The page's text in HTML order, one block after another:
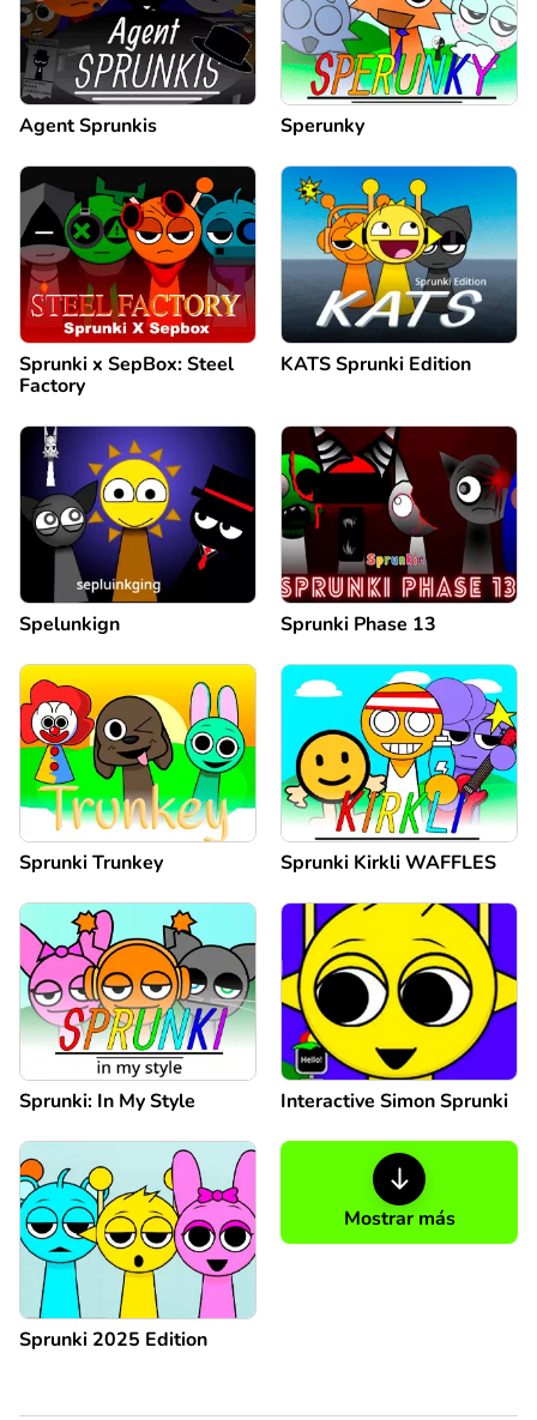
Agent Sprunkis Sperunky
Sprunki x SepBox: Steel
Factory
KATS Sprunki Edition
Spelunkign Sprunki Phase 13
Sprunki Trunkey Sprunki Kirkli WAFFLES
Sprunki: In My Style Interactive Simon Sprunki
Sprunki 2025 Edition
Mostrar más